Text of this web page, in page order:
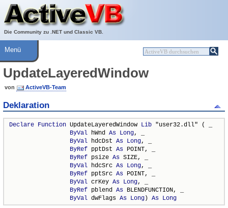
Die Community zu .NET und Classic VB.
Über ActiveVB
Hilfe
Menü
UpdateLayeredWindow
von ActiveVB-Team
Deklaration
Declare Function UpdateLayeredWindow Lib "user32.dll" ( _
ByVal hWnd As Long, _
ByVal hdcDst As Long, _
ByRef pptDst As POINT, _
ByRef psize As SIZE, _
ByVal hdcSrc As Long, _
ByRef pptSrc As POINT, _
ByVal crKey As Long, _
ByRef pblend As BLENDFUNCTION, _
ByVal dwFlags As Long) As Long